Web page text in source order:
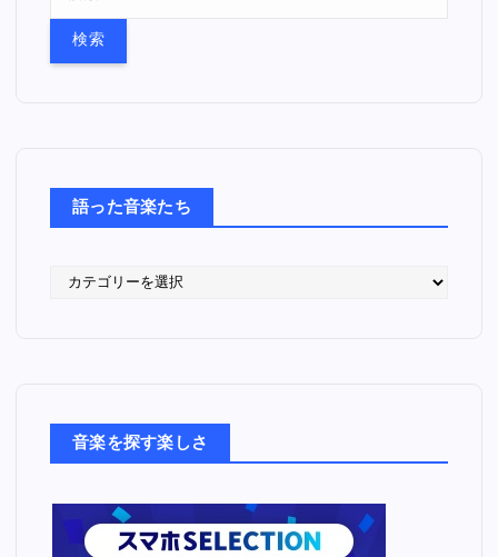
語った音楽たち
音楽を探す楽しさ